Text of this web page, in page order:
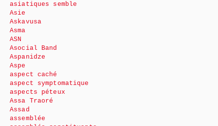
asiatiques semble
Asie
Askavusa
Asma
ASN
Asocial Band
Aspanidze
Aspe
aspect caché
aspect symptomatique
aspects péteux
Assa Traoré
Assad
assemblée